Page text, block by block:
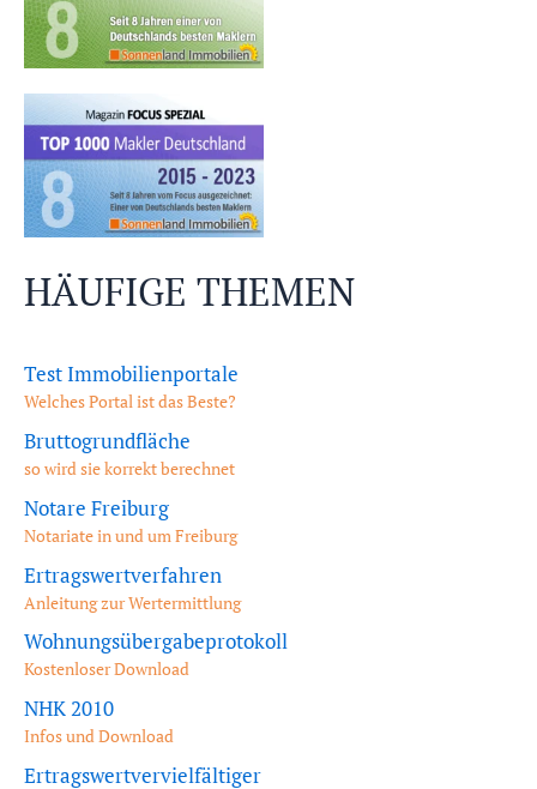
HÄUFIGE THEMEN
Test Immobilienportale
Welches Portal ist das Beste?
Bruttogrundfläche
so wird sie korrekt berechnet
Notare Freiburg
Notariate in und um Freiburg
Ertragswertverfahren
Anleitung zur Wertermittlung
Wohnungsübergabeprotokoll
Kostenloser Download
NHK 2010
Infos und Download
Ertragswertvervielfältiger